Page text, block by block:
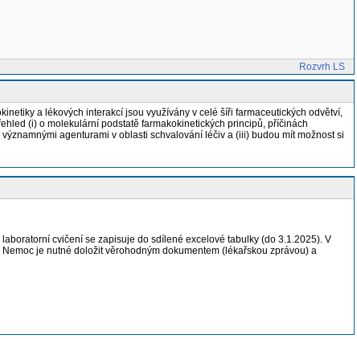
Rozvrh LS
a lékových interakcí jsou využívány v celé šíři farmaceutických odvětví,
(i) o molekulární podstatě farmakokinetických principů, příčinách
agenturami v oblasti schvalování léčiv a (iii) budou mít možnost si
cvičení se zapisuje do sdílené excelové tabulky (do 3.1.2025). V
je nutné doložit věrohodným dokumentem (lékařskou zprávou) a